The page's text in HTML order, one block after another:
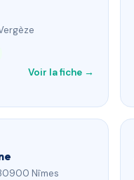
Voir la fiche →
Nîmes